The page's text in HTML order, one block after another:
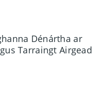
Dénártha ar
Tarraingt Airgead